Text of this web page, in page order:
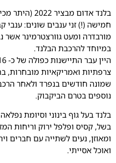
בלנד אדום
חמישה (!) זני ענבים שונים: ענבי
מורבדרה ומעט גוורצטרמינר
במיוחד להרכבת הבלנד.
צרפתיות ואמריקאיות מובחרות,
שמונה חודשים בנפרד ולאחר
נוספים בטרם הביקבוק.
בלנד בעל גוף בינוני וסיומת
בשל, קסיס ופלפל ירוק וריחות
ומאוזן, נעים לשתייה עם חברים
ואוכל אסייתי.